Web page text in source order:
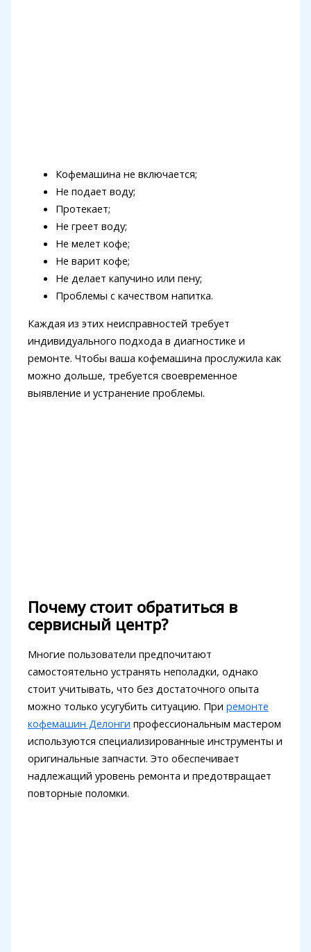
Кофемашина не включается;
Не подает воду;
Протекает;
Не греет воду;
Не мелет кофе;
Не варит кофе;
Не делает капучино или пену;
Проблемы с качеством напитка.
Каждая из этих неисправностей требует
индивидуального подхода в диагностике и
ремонте. Чтобы ваша кофемашина прослужила как
можно дольше, требуется своевременное
выявление и устранение проблемы.
Почему стоит обратиться в
сервисный центр?
Многие пользователи предпочитают
самостоятельно устранять неполадки, однако
стоит учитывать, что без достаточного опыта
можно только усугубить ситуацию. При ремонте
кофемашин Делонги профессиональным мастером
используются специализированные инструменты и
оригинальные запчасти. Это обеспечивает
надлежащий уровень ремонта и предотвращает
повторные поломки.